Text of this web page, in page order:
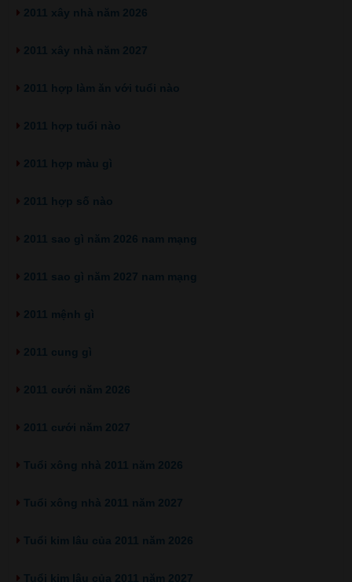
2011 xây nhà năm 2026
2011 xây nhà năm 2027
2011 hợp làm ăn với tuổi nào
2011 hợp tuổi nào
2011 hợp màu gì
2011 hợp số nào
2011 sao gì năm 2026 nam mạng
2011 sao gì năm 2027 nam mạng
2011 mệnh gì
2011 cung gì
2011 cưới năm 2026
2011 cưới năm 2027
Tuổi xông nhà 2011 năm 2026
Tuổi xông nhà 2011 năm 2027
Tuổi kim lâu của 2011 năm 2026
Tuổi kim lâu của 2011 năm 2027